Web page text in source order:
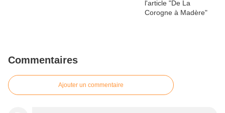
Commentaires
Ajouter un commentaire